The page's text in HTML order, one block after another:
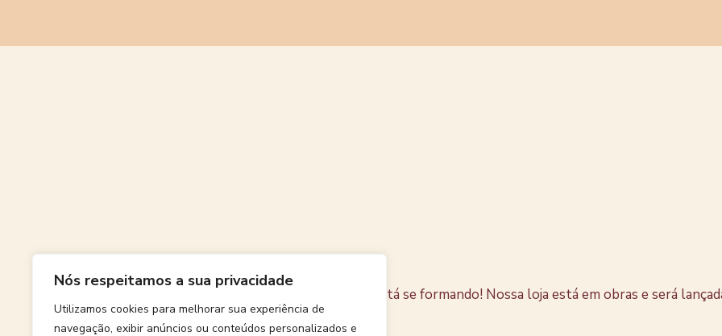
Nós respeitamos a sua privacidade
Utilizamos cookies para melhorar sua experiência de
navegação, exibir anúncios ou conteúdos personalizados e
Algo grande está se formando! Nossa loja está em obras e será